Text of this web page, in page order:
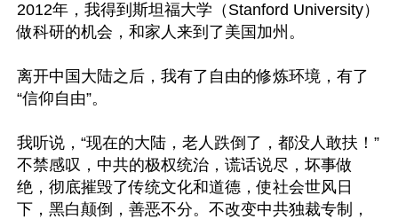
2012年，我得到斯坦福大学（Stanford University）
做科研的机会，和家人来到了美国加州。
离开中国大陆之后，我有了自由的修炼环境，有了
“信仰自由”。
我听说，“现在的大陆，老人跌倒了，都没人敢扶！”
不禁感叹，中共的极权统治，谎话说尽，坏事做
绝，彻底摧毁了传统文化和道德，使社会世风日
下，黑白颠倒，善恶不分。不改变中共独裁专制，